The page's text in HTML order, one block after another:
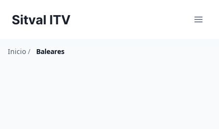
Sitval ITV
Inicio / Baleares